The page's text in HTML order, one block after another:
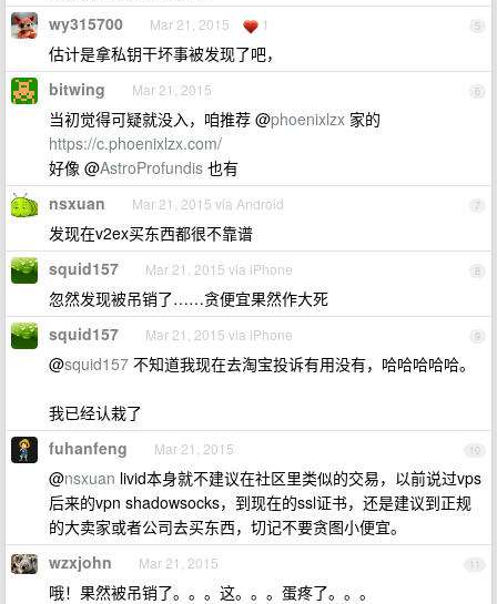
5
wy315700 Mar 21, 2015 1
估计是拿私钥干坏事被发现了吧，
6
bitwing Mar 21, 2015
当初觉得可疑就没入，咱推荐 @phoenixlzx 家的
https://c.phoenixlzx.com/
好像 @AstroProfundis 也有
7
nsxuan Mar 21, 2015 via Android
发现在v2ex买东西都很不靠谱
8
squid157 Mar 21, 2015 via iPhone
忽然发现被吊销了……贪便宜果然作大死
9
squid157 Mar 21, 2015 via iPhone
@squid157 不知道我现在去淘宝投诉有用没有，哈哈哈哈哈。
我已经认栽了
10
fuhanfeng Mar 21, 2015
@nsxuan livid本身就不建议在社区里类似的交易，以前说过vps
后来的vpn shadowsocks，到现在的ssl证书，还是建议到正规
的大卖家或者公司去买东西，切记不要贪图小便宜。
11
wzxjohn Mar 21, 2015
哦！果然被吊销了。。。这。。。蛋疼了。。。